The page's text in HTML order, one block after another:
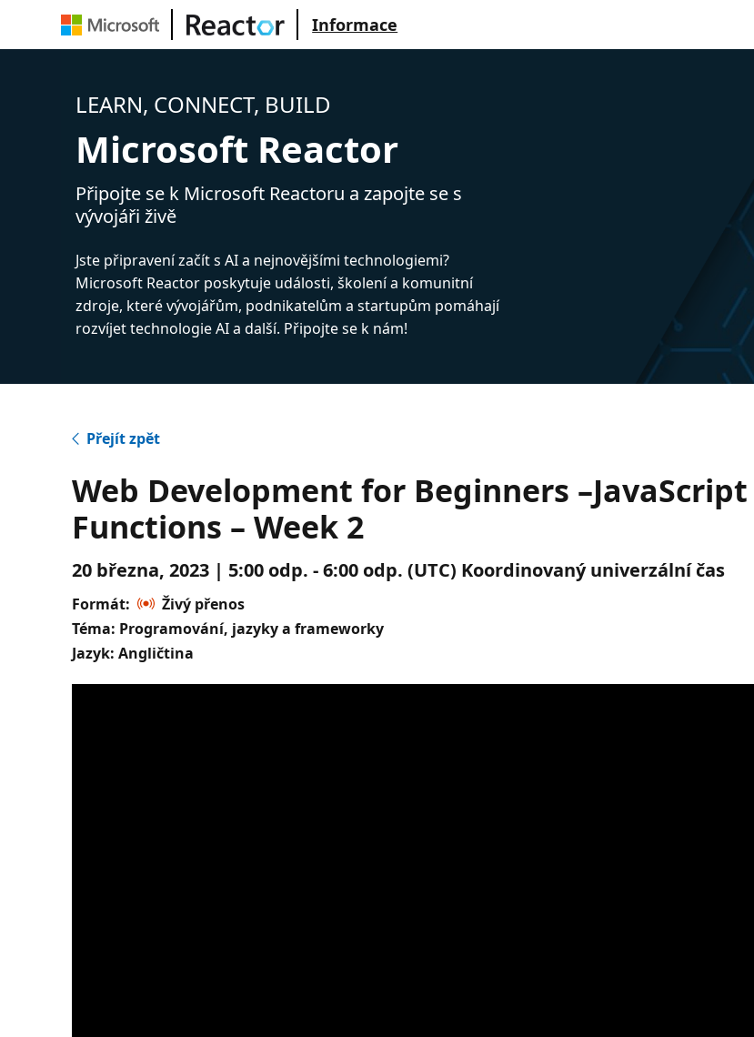
Informace
LEARN, CONNECT, BUILD
Microsoft Reactor
Připojte se k Microsoft Reactoru a zapojte se s
vývojáři živě
Jste připravení začít s AI a nejnovějšími technologiemi?
Microsoft Reactor poskytuje události, školení a komunitní
zdroje, které vývojářům, podnikatelům a startupům pomáhají
rozvíjet technologie AI a další. Připojte se k nám!
Přejít zpět
Web Development for Beginners
Functions – Week 2
20 března, 2023 | 5:00 odp. - 6:00 odp. (UTC) Koordinovaný univerzální čas
Formát:
Živý přenos
Téma: Programování, jazyky a frameworky
Jazyk: Angličtina